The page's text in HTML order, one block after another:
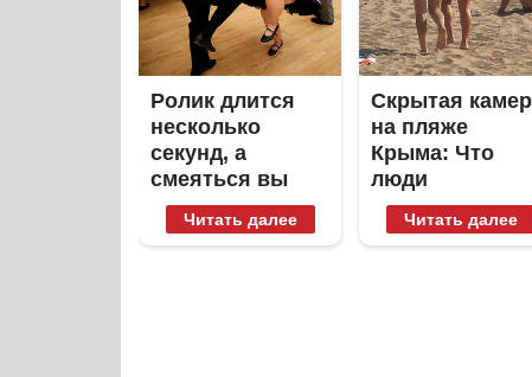
Ролик длится
несколько
секунд, а
смеяться вы
будете долго
Читать далее
Скрытая
на пляже
Крыма: Что
люди
вытворяют,
когда их не
Читать далее